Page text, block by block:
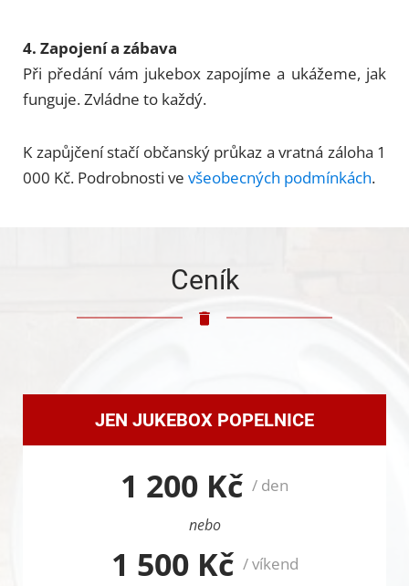
4. Zapojení a zábava
Při předání vám jukebox zapojíme a ukážeme, jak
funguje. Zvládne to každý.
K zapůjčení stačí občanský průkaz a vratná záloha 1
000 Kč. Podrobnosti ve všeobecných podmínkách.
Ceník
JEN JUKEBOX POPELNICE
1 200 Kč / den
nebo
1 500 Kč / víkend